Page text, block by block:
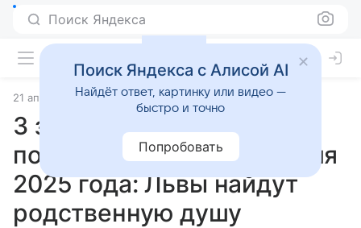
Поиск Яндекса
21 апреля 2025 Статьи
3 знака зодиака, которым
повезет в любви 22 апреля
2025 года: Львы найдут
родственную душу
Поиск Яндекса с Алисой AI
Найдёт ответ, картинку или видео —
быстро и точно
Попробовать